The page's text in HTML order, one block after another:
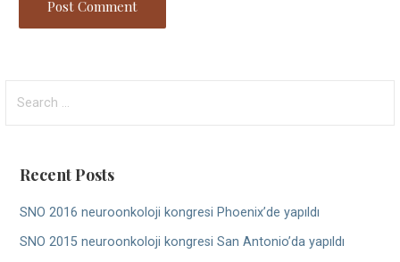
for:
Recent Posts
SNO 2016 neuroonkoloji kongresi Phoenix’de yapıldı
SNO 2015 neuroonkoloji kongresi San Antonio’da yapıldı